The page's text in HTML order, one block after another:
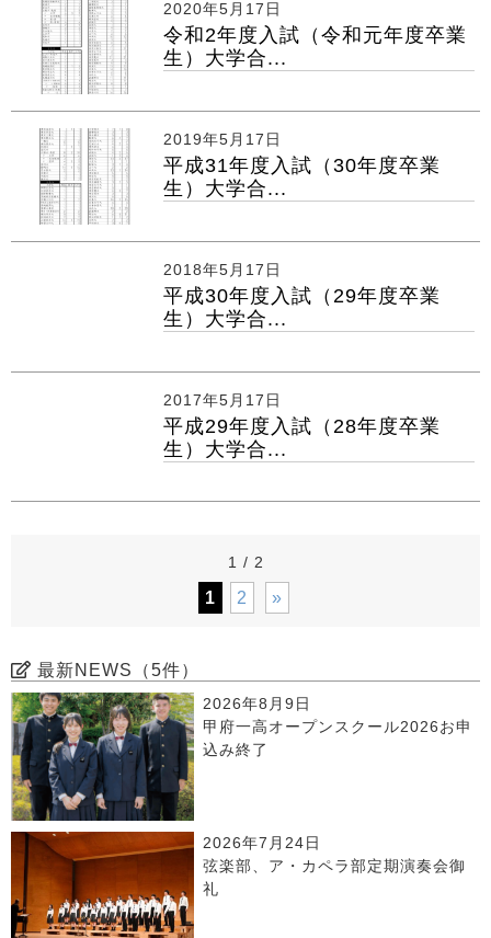
2020年5月17日
令和2年度入試（令和元年度卒業
生）大学合...
2019年5月17日
平成31年度入試（30年度卒業
生）大学合...
2018年5月17日
平成30年度入試（29年度卒業
生）大学合...
2017年5月17日
平成29年度入試（28年度卒業
生）大学合...
1 / 2
1 2 »
最新NEWS（5件）
2026年8月9日
甲府一高オープンスクール2026お申
込み終了
2026年7月24日
弦楽部、ア・カペラ部定期演奏会御
礼